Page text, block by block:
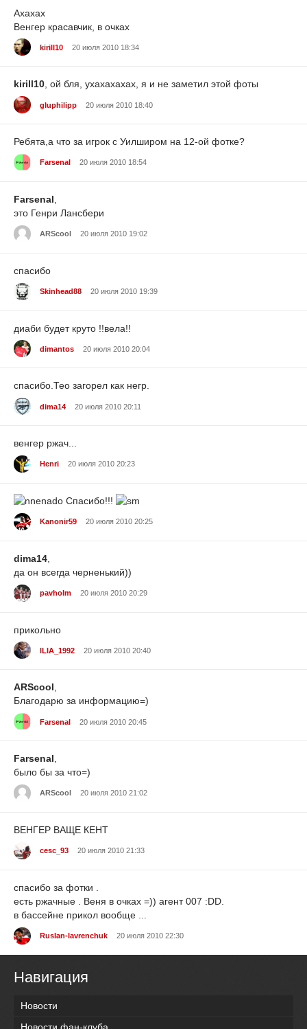
Ахахах
Венгер красавчик, в очках
kirill10 20 июля 2010 18:34
kirill10, ой бля, ухахахахах, я и не заметил этой фоты
gluphilipp 20 июля 2010 18:40
Ребята,а что за игрок с Уилширом на 12-ой фотке?
Farsenal 20 июля 2010 18:54
Farsenal
это Генри Лансбери
ARScool 20 июля 2010 19:02
спасибо
Skinhead88 20 июля 2010 19:39
диаби будет круто !!вела!!
dimantos 20 июля 2010 20:04
спасибо.Тео загорел как негр.
dima14 20 июля 2010 20:11
венгер ржач...
Henri 20 июля 2010 20:23
Спасибо!!!
Kanonir59 20 июля 2010 20:25
dima14
да он всегда черненький))
pavholm 20 июля 2010 20:29
прикольно
ILIA_1992 20 июля 2010 20:40
ARScool,
Благодарю за информацию=)
Farsenal 20 июля 2010 20:45
Farsenal
было бы за что=)
ARScool 20 июля 2010 21:02
ВЕНГЕР ВАЩЕ КЕНТ
cesc_93 20 июля 2010 21:33
спасибо за фотки .
есть ржачные . Веня в очках =)) агент 007 :DD.
в бассейне прикол вообще ...
Ruslan-lavrenchuk 20 июля 2010 22:30
Навигация
Новости
Новости фан-клуба